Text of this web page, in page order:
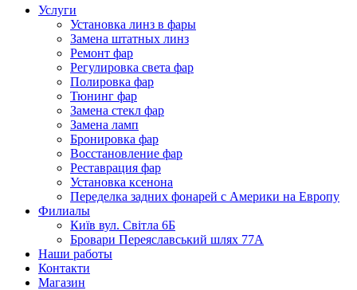
Услуги
Установка линз в фары
Замена штатных линз
Ремонт фар
Регулировка света фар
Полировка фар
Тюнинг фар
Замена стекл фар
Замена ламп
Бронировка фар
Восстановление фар
Реставрация фар
Установка ксенона
Переделка задних фонарей с Америки на Европу
Филиалы
Київ вул. Світла 6Б
Бровари Переяславський шлях 77А
Наши работы
Контакти
Магазин